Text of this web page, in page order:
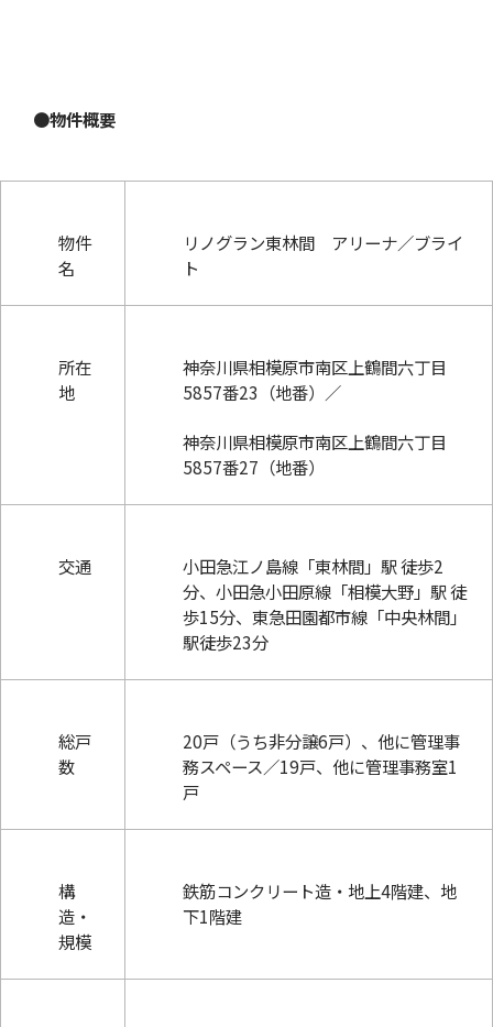
●物件概要
物件
名
リノグラン東林間 アリーナ／ブライ
ト
所在
地
神奈川県相模原市南区上鶴間六丁目
5857番23（地番）／
神奈川県相模原市南区上鶴間六丁目
5857番27（地番）
交通
小田急江ノ島線「東林間」駅 徒歩2
分、小田急小田原線「相模大野」駅 徒
歩15分、東急田園都市線「中央林間」
駅徒歩23分
総戸
数
20戸（うち非分譲6戸）、他に管理事
務スペース／19戸、他に管理事務室1
戸
構
造・
規模
鉄筋コンクリート造・地上4階建、地
下1階建